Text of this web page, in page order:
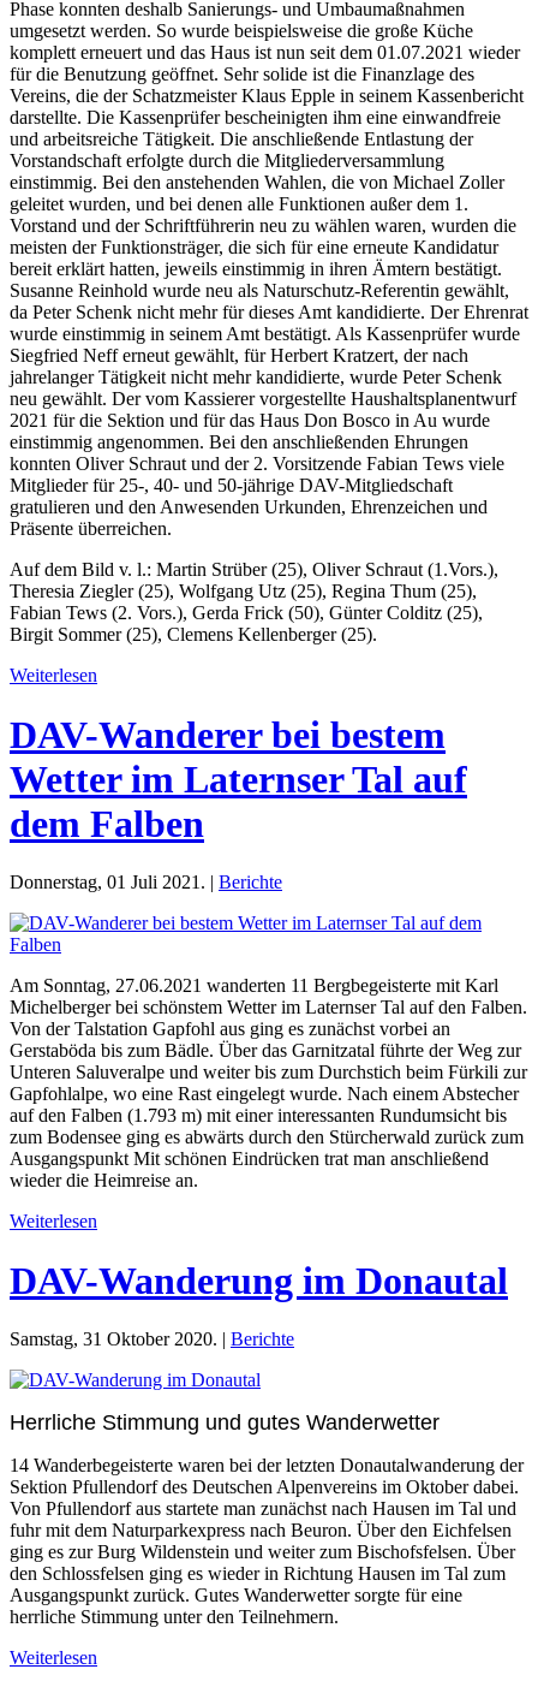
Phase konnten deshalb Sanierungs- und Umbaumaßnahmen
umgesetzt werden. So wurde beispielsweise die große Küche
komplett erneuert und das Haus ist nun seit dem 01.07.2021 wieder
für die Benutzung geöffnet. Sehr solide ist die Finanzlage des
Vereins, die der Schatzmeister Klaus Epple in seinem Kassenbericht
darstellte. Die Kassenprüfer bescheinigten ihm eine einwandfreie
und arbeitsreiche Tätigkeit. Die anschließende Entlastung der
Vorstandschaft erfolgte durch die Mitgliederversammlung
einstimmig. Bei den anstehenden Wahlen, die von Michael Zoller
geleitet wurden, und bei denen alle Funktionen außer dem 1.
Vorstand und der Schriftführerin neu zu wählen waren, wurden die
meisten der Funktionsträger, die sich für eine erneute Kandidatur
bereit erklärt hatten, jeweils einstimmig in ihren Ämtern bestätigt.
Susanne Reinhold wurde neu als Naturschutz-Referentin gewählt,
da Peter Schenk nicht mehr für dieses Amt kandidierte. Der Ehrenrat
wurde einstimmig in seinem Amt bestätigt. Als Kassenprüfer wurde
Siegfried Neff erneut gewählt, für Herbert Kratzert, der nach
jahrelanger Tätigkeit nicht mehr kandidierte, wurde Peter Schenk
neu gewählt. Der vom Kassierer vorgestellte Haushaltsplanentwurf
2021 für die Sektion und für das Haus Don Bosco in Au wurde
einstimmig angenommen. Bei den anschließenden Ehrungen
konnten Oliver Schraut und der 2. Vorsitzende Fabian Tews viele
Mitglieder für 25-, 40- und 50-jährige DAV-Mitgliedschaft
gratulieren und den Anwesenden Urkunden, Ehrenzeichen und
Präsente überreichen.
Auf dem Bild v. l.: Martin Strüber (25), Oliver Schraut (1.Vors.),
Theresia Ziegler (25), Wolfgang Utz (25), Regina Thum (25),
Fabian Tews (2. Vors.), Gerda Frick (50), Günter Colditz (25),
Birgit Sommer (25), Clemens Kellenberger (25).
Weiterlesen
DAV-Wanderer bei bestem
Wetter im Laternser Tal auf
dem Falben
Donnerstag, 01 Juli 2021. | Berichte
Am Sonntag, 27.06.2021 wanderten 11 Bergbegeisterte mit Karl
Michelberger bei schönstem Wetter im Laternser Tal auf den Falben.
Von der Talstation Gapfohl aus ging es zunächst vorbei an
Gerstaböda bis zum Bädle. Über das Garnitzatal führte der Weg zur
Unteren Saluveralpe und weiter bis zum Durchstich beim Fürkili zur
Gapfohlalpe, wo eine Rast eingelegt wurde. Nach einem Abstecher
auf den Falben (1.793 m) mit einer interessanten Rundumsicht bis
zum Bodensee ging es abwärts durch den Stürcherwald zurück zum
Ausgangspunkt Mit schönen Eindrücken trat man anschließend
wieder die Heimreise an.
Weiterlesen
DAV-Wanderung im Donautal
Samstag, 31 Oktober 2020. | Berichte
Herrliche Stimmung und gutes Wanderwetter
14 Wanderbegeisterte waren bei der letzten Donautalwanderung der
Sektion Pfullendorf des Deutschen Alpenvereins im Oktober dabei.
Von Pfullendorf aus startete man zunächst nach Hausen im Tal und
fuhr mit dem Naturparkexpress nach Beuron. Über den Eichfelsen
ging es zur Burg Wildenstein und weiter zum Bischofsfelsen. Über
den Schlossfelsen ging es wieder in Richtung Hausen im Tal zum
Ausgangspunkt zurück. Gutes Wanderwetter sorgte für eine
herrliche Stimmung unter den Teilnehmern.
Weiterlesen